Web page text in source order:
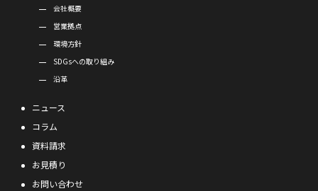
会社概要
営業拠点
環境方針
SDGsへの取り組み
沿革
ニュース
コラム
資料請求
お見積り
お問い合わせ